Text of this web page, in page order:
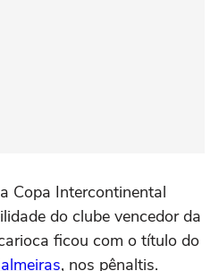
Copa Intercontinental
do clube vencedor da
ficou com o título do
, nos pênaltis.